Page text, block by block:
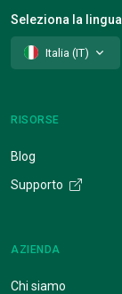
Seleziona la lingua
Italia (IT)
RISORSE
Blog
Supporto
AZIENDA
Chi siamo